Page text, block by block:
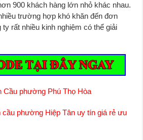
900 khách hàng lớn nhỏ khác nhau.
trường hợp khó khăn đến đơn
rất nhiều kinh nghiệm có thể giải
Cầu phường Phú Thọ Hòa
cầu phường Hiệp Tân uy tín giá rẻ ưu